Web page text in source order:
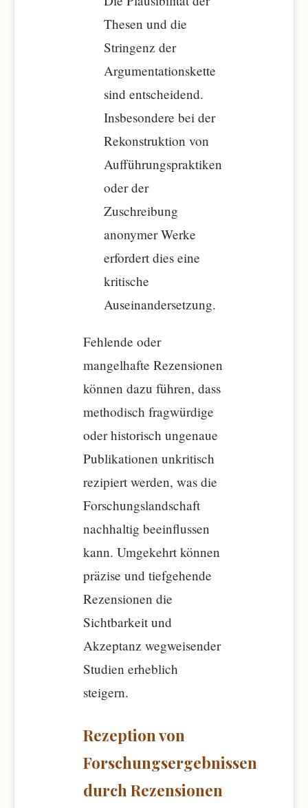
Thesen und die
Stringenz der
Argumentationskette
sind entscheidend.
Insbesondere bei der
Rekonstruktion von
Aufführungspraktiken
oder der
Zuschreibung
anonymer Werke
erfordert dies eine
kritische
Auseinandersetzung.
Fehlende oder
mangelhafte Rezensionen
können dazu führen, dass
methodisch fragwürdige
oder historisch ungenaue
Publikationen unkritisch
rezipiert werden, was die
Forschungslandschaft
nachhaltig beeinflussen
kann. Umgekehrt können
präzise und tiefgehende
Rezensionen die
Sichtbarkeit und
Akzeptanz wegweisender
Studien erheblich
steigern.
Rezeption von
Forschungsergebnissen
durch Rezensionen